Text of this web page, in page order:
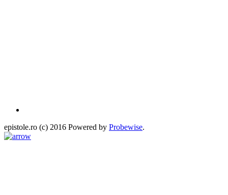
epistole.ro (c) 2016 Powered by Probewise.